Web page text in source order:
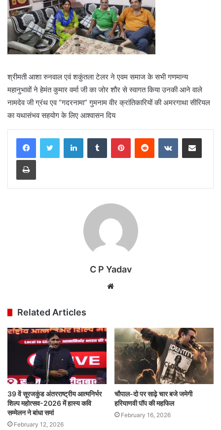
श्रीमती आशा रुनवाल एवं शकुंतला टेलर ने एवम समाज के सभी गणमान्य
महानुभावों ने हेमंत कुमार वर्मा जी का जोर शौर से स्वागत किया उनकी आने वाले
नामदेव जी ग्रंथ एव “गदरनामा” गुमनाम वीर क्रांतिकारियों की अमरगाथा सीरियल
का यथासंभव सहयोग के लिए आश्वासन दिय
LinkedInTumblr PinterestReddit VKontakteShare via Email
Print
C P Yadav
Website
Related Articles
39 वें सूरजकुंड अंतरराष्ट्रीय आत्मनिर्भर
शिल्प महोत्सव-2026 में हास्य कवि
सम्मेलन ने बांधा समां
February 12, 2026
चौपाल-दो पर साढ़े चार बजे जमेगी
हरियाणवी पॉप की महफिल
February 16, 2026